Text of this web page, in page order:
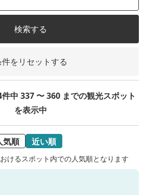
検索する
をリセットする
中 337 〜 360 までの観光スポット
を表示中
気順 近い順
けるスポット内での人気順となります